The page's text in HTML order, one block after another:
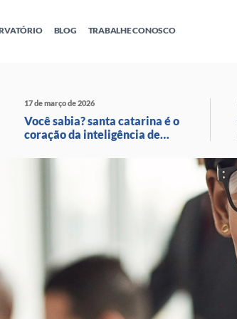
PNBOX Sebraetec Editais
BLOG TRABALHE CONOSCO
17 de março de 2026
Você sabia? santa catarina é o
coração da inteligência de